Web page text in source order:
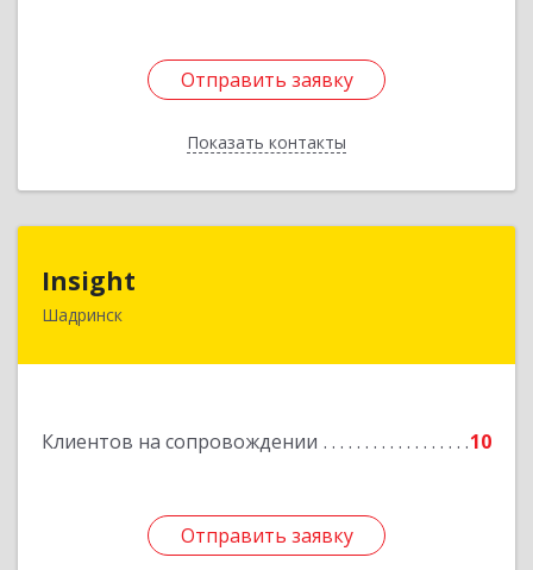
Отправить заявку
Показать контакты
Отправить заявку
Назад
Insight
Шадринск
Клиентов на сопровождении 10
Отправить заявку
Отправить заявку